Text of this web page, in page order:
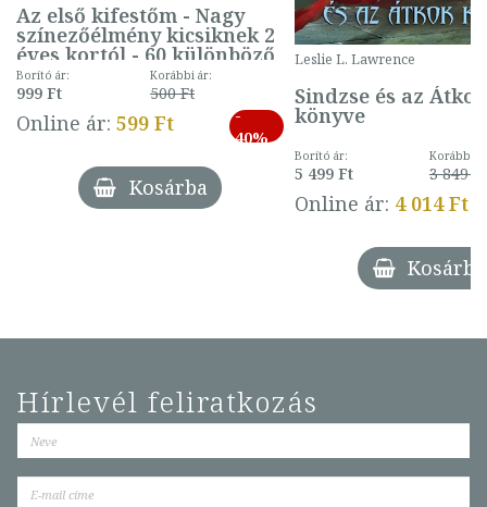
Az első kifestőm - Nagy
színezőélmény kicsiknek 2
éves kortól - 60 különböző
mintával (gombás)
Borító ár:
999 Ft
Korábbi ár:
500 Ft
Online ár: 599 Ft
-
40%
Kosárba
Leslie L. Lawrence
Sindzse és az Átkok
könyve
Borító ár:
5 499 Ft
Korábbi
3 849 Ft
Online ár: 4 014 Ft
Kosárba
Hírlevél feliratkozás